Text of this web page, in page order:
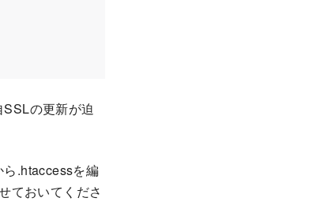
の更新が迫
ら.htaccessを編
ておいてくださ